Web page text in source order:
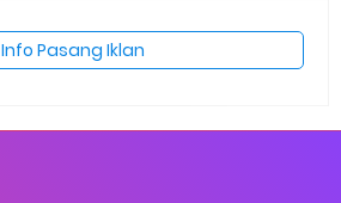
Info Pasang Iklan